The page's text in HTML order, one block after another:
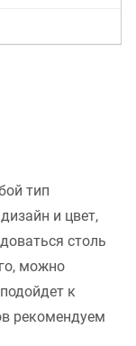
тип
и цвет,
столь
можно
к
рекомендуем